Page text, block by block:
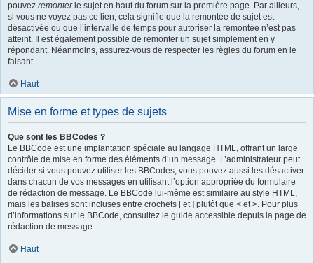
pouvez remonterle sujet en haut du forum sur la première page. Par ailleurs,
si vous ne voyez pas ce lien, cela signifie que la remontée de sujet est
désactivée ou que l’intervalle de temps pour autoriser la remontée n’est pas
atteint. Il est également possible de remonter un sujet simplement en y
répondant. Néanmoins, assurez-vous de respecter les règles du forum en le
faisant.
Haut
Mise en forme et types de sujets
Que sont les BBCodes ?
Le BBCode est une implantation spéciale au langage HTML, offrant un large
contrôle de mise en forme des éléments d’un message. L’administrateur peut
décider si vous pouvez utiliser les BBCodes, vous pouvez aussi les désactiver
dans chacun de vos messages en utilisant l’option appropriée du formulaire
de rédaction de message. Le BBCode lui-même est similaire au style HTML,
mais les balises sont incluses entre crochets [ et ] plutôt que < et >. Pour plus
d’informations sur le BBCode, consultez le guide accessible depuis la page de
rédaction de message.
Haut